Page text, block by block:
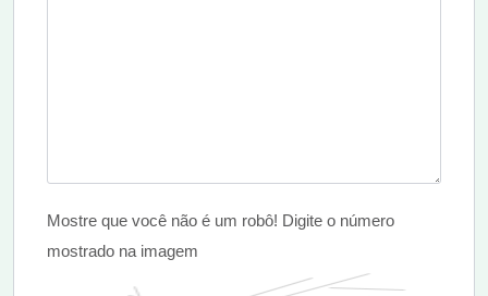
Mostre que você não é um robô! Digite o número
mostrado na imagem